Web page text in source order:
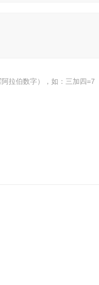
拉伯数字），如：三加四=7